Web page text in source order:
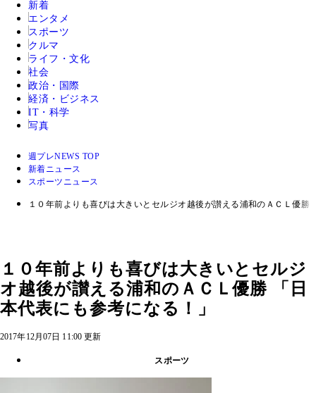
新着
エンタメ
スポーツ
クルマ
ライフ・文化
社会
政治・国際
経済・ビジネス
IT・科学
写真
週プレNEWS TOP
新着ニュース
スポーツニュース
１０年前よりも喜びは大きいとセルジオ越後が讃える浦和のＡＣＬ優勝
１０年前よりも喜びは大きいとセルジ
オ越後が讃える浦和のＡＣＬ優勝 「日
本代表にも参考になる！」
2017年12月07日 11:00 更新
スポーツ